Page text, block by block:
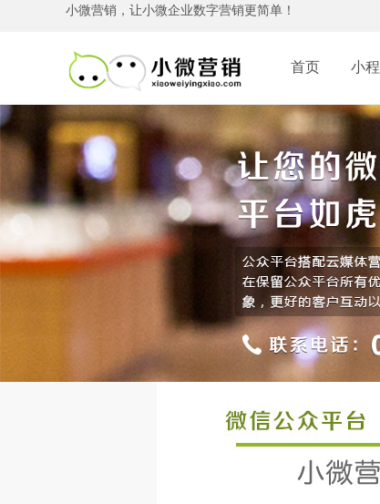
小微营销，让小微企业数字营销更简单！
首页 小
应用服务
微网站 微商城
酒店宾馆 会议会务
休闲娱乐 微信代运营
网站建设
营销型网站
手机网站
门户网站
云虚拟主机
软件开发
企业软件定制
OA办公管理软
会员管理系统
新睿招聘管理